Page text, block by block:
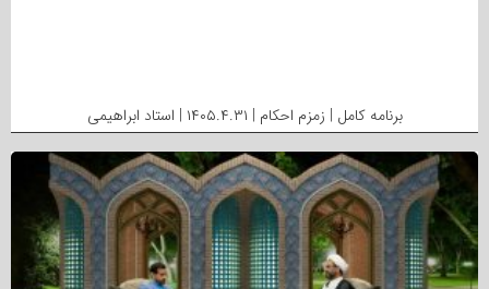
برنامه کامل | زمزم احکام | ۱۴۰۵.۴.۳۱ | استاد ابراهیمی